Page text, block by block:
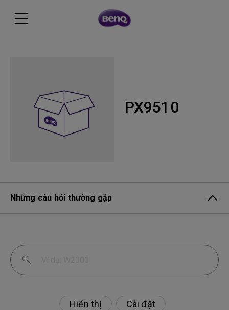
PX9510
Những câu hỏi thường gặp
Hiển thị
Cài đặt